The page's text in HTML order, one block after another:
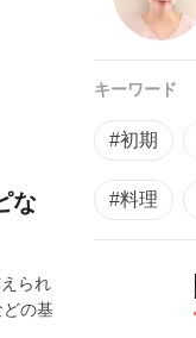
な
られ
の基
キーワード
#初期
#料理